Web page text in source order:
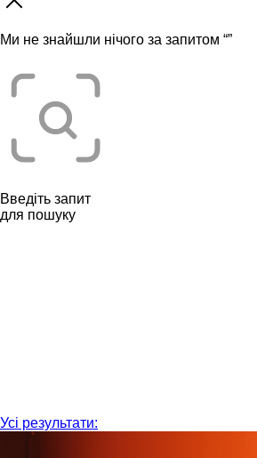
Ми не знайшли нічого за запитом “”
Введіть запит
для пошуку
Усі результати: